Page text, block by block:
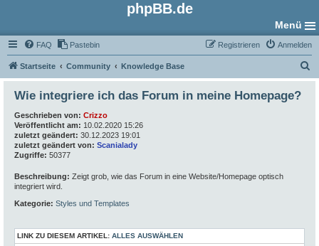
phpBB.de
Menü
FAQ Pastebin Anmelden
Registrieren
Startseite Community Knowledge Base
u
Wie integriere ich das Forum in meine Homepage?
Geschrieben von: Crizzo
Veröffentlicht am: 10.02.2020 15:26
zuletzt geändert: 30.12.2023 19:01
zuletzt geändert von: Scanialady
Zugriffe: 50377
Beschreibung: Zeigt grob, wie das Forum in eine Website/Homepage optisch
integriert wird.
Kategorie: Styles und Templates
LINK ZU DIESEM ARTIKEL: ALLES AUSWÄHLEN